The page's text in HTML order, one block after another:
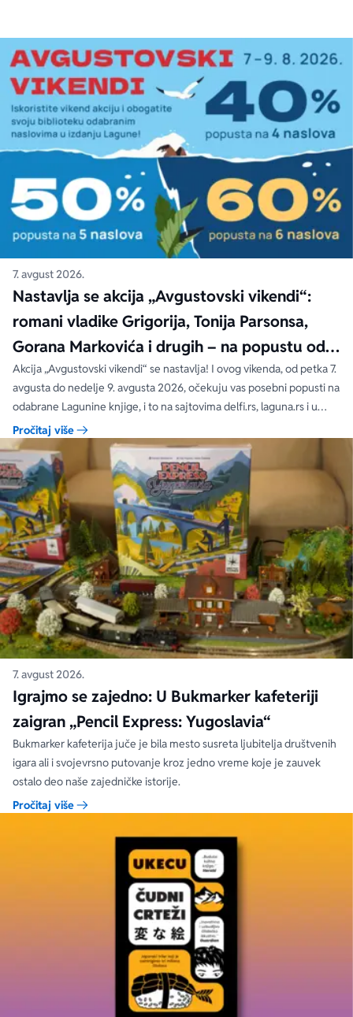
7. avgust 2026.
Nastavlja se akcija „Avgustovski vikendi“:
romani vladike Grigorija, Tonija Parsonsa,
Gorana Markovića i drugih – na popustu od
čak 40, 50 i 60%
Akcija „Avgustovski vikendi“ se nastavlja! I ovog vikenda, od petka 7.
avgusta do nedelje 9. avgusta 2026, očekuju vas posebni popusti na
odabrane Lagunine knjige, i to na sajtovima delfi.rs, laguna.rs i u
svim Delfi knjižarama.
Pročitaj više
7. avgust 2026.
Igrajmo se zajedno: U Bukmarker kafeteriji
zaigran „Pencil Express: Yugoslavia“
Bukmarker kafeterija juče je bila mesto susreta ljubitelja društvenih
igara ali i svojevrsno putovanje kroz jedno vreme koje je zauvek
ostalo deo naše zajedničke istorije.
Pročitaj više